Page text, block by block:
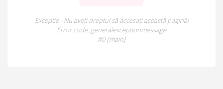
Excepție - Nu aveți dreptul să accesați această pagină!
Error code: generalexceptionmessage
#0 {main}